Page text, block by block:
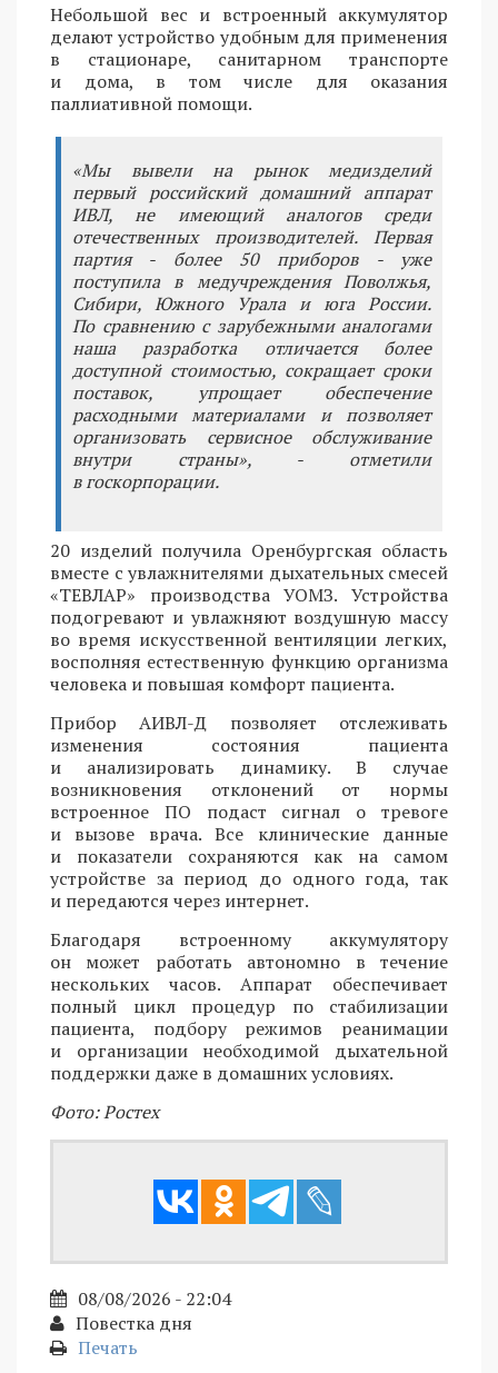
Небольшой вес и встроенный аккумулятор
делают устройство удобным для применения
в стационаре, санитарном транспорте
и дома, в том числе для оказания
паллиативной помощи.
«Мы вывели на рынок медизделий
первый российский домашний аппарат
ИВЛ, не имеющий аналогов среди
отечественных производителей. Первая
партия - более 50 приборов - уже
поступила в медучреждения Поволжья,
Сибири, Южного Урала и юга России.
По сравнению с зарубежными аналогами
наша разработка отличается более
доступной стоимостью, сокращает сроки
поставок, упрощает обеспечение
расходными материалами и позволяет
организовать сервисное обслуживание
внутри страны», - отметили
в госкорпорации.
20 изделий получила Оренбургская область
вместе с увлажнителями дыхательных смесей
«ТЕВЛАР» производства УОМЗ. Устройства
подогревают и увлажняют воздушную массу
во время искусственной вентиляции легких,
восполняя естественную функцию организма
человека и повышая комфорт пациента.
Прибор АИВЛ-Д позволяет отслеживать
изменения состояния пациента
и анализировать динамику. В случае
возникновения отклонений от нормы
встроенное ПО подаст сигнал о тревоге
и вызове врача. Все клинические данные
и показатели сохраняются как на самом
устройстве за период до одного года, так
и передаются через интернет.
Благодаря встроенному аккумулятору
он может работать автономно в течение
нескольких часов. Аппарат обеспечивает
полный цикл процедур по стабилизации
пациента, подбору режимов реанимации
и организации необходимой дыхательной
поддержки даже в домашних условиях.
Фото: Ростех
08/08/2026 - 22:04
Повестка дня
Печать